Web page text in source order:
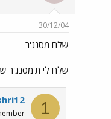
30/12/04
שלח מסנג'ר
שלח לי ת'מסנג'ר
1